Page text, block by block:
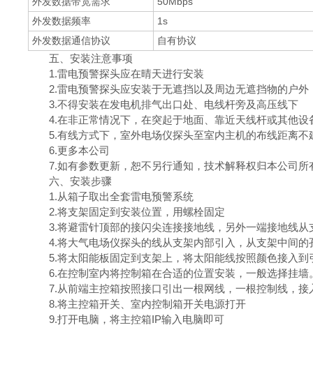
外发数据频率
1s
外发数据通信协议
自有协议
五、安装注意事项
1.雷电预警探头应在晴天进行安装
2.雷电预警探头应安装于无遮挡以及周边无遮挡物的户外
3.不得安装在发电机排气出口处、电线杆旁及高压线下
4.在非正常情况下，在突起于地面、靠近天线杆或其他
5.有线方式下，室外电场仪探头至室内主机的布线距离不
6.更多本公司
7.如有参数更新，恕不另行通知，技术解释权归本公司所
六、安装步骤
1.从箱子取出全套雷电预警系统
2.将支架固定到安装位置，用螺栓固定
3.将避雷针顶部的接闪尖连接接地线，另外一端接地线
4.将大气电场仪探头的线从支架内部引入，从支架中间
5.将太阳能板固定到支架上，将太阳能线按照颜色接入到
6.在控制室内将控制箱在合适的位置安装，一般选择挂
7.从前端主控箱按照接口引出一根网线，一根控制线，
8.将主控箱开关、室内控制箱开关电源打开
9.打开电脑，将主控箱IP输入电脑即可